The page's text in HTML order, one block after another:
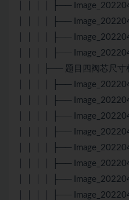
│ │ │ │ ├──
│ │ │ │ ├──
│ │ │ │ ├──
│ │ │ │ ├──
│ │ │ ├── 题目四阀芯尺寸
│ │ │ │ ├──
│ │ │ │ ├──
│ │ │ │ ├──
│ │ │ │ ├──
│ │ │ │ ├──
│ │ │ │ ├──
│ │ │ │ ├──
│ │ │ │ ├──